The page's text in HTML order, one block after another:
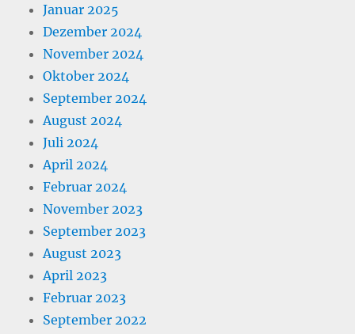
Januar 2025
Dezember 2024
November 2024
Oktober 2024
September 2024
August 2024
Juli 2024
April 2024
Februar 2024
November 2023
September 2023
August 2023
April 2023
Februar 2023
September 2022